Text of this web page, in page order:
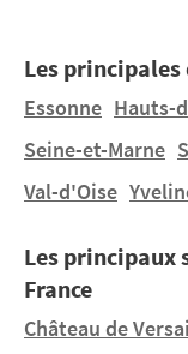
de Vaux-le-
Pour des
partez pour la
vallée de
Paris. Visitez le
le long de la
Explorez les
Les
Essonne Hauts-
Seine-et-Marne
Val-d'Oise
Les
France
Château de